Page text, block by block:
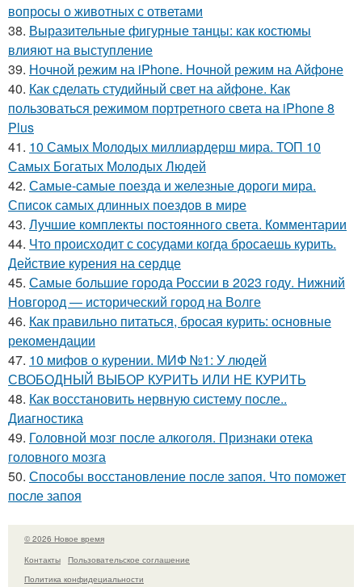
вопросы о животных с ответами
38. Выразительные фигурные танцы: как костюмы
влияют на выступление
39. Ночной режим на iPhone. Ночной режим на Айфоне
40. Как сделать студийный свет на айфоне. Как
пользоваться режимом портретного света на iPhone 8
Plus
41. 10 Самых Молодых миллиардерш мира. ТОП 10
Самых Богатых Молодых Людей
42. Самые-самые поезда и железные дороги мира.
Список самых длинных поездов в мире
43. Лучшие комплекты постоянного света. Комментарии
44. Что происходит с сосудами когда бросаешь курить.
Действие курения на сердце
45. Самые большие города России в 2023 году. Нижний
Новгород — исторический город на Волге
46. Как правильно питаться, бросая курить: основные
рекомендации
47. 10 мифов о курении. МИФ №1: У людей
СВОБОДНЫЙ ВЫБОР КУРИТЬ ИЛИ НЕ КУРИТЬ
48. Как восстановить нервную систему после..
Диагностика
49. Головной мозг после алкоголя. Признаки отека
головного мозга
50. Способы восстановление после запоя. Что поможет
после запоя
© 2026 Новое время
Контакты
Пользовательское соглашение
Политика конфидециальности